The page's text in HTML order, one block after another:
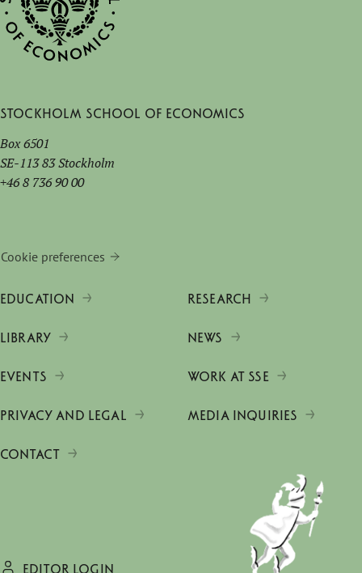
Stockholm School of Economics
Box 6501
SE-113 83 Stockholm
+46 8 736 90 00
Cookie preferences
EDUCATION RESEARCH
LIBRARY NEWS
EVENTS WORK AT SSE
PRIVACY AND LEGAL MEDIA INQUIRIES
CONTACT
EDITOR LOGIN